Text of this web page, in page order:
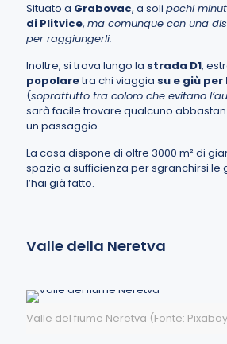
Situato a Grabovac, a soli pochi
di Plitvice, ma comunque con una
per raggiungerli.
Inoltre, si trova lungo la strada D1,
popolaretra chi viaggia su e giù
(soprattutto tra coloro che evitano
sarà facile trovare qualcuno
un passaggio.
La casa dispone di oltre 3000 m² di
spazio a sufficienza per sgranchirsi le
l’hai già fatto.
Valle della Neretva
Valle del fiume Neretva (Fonte: